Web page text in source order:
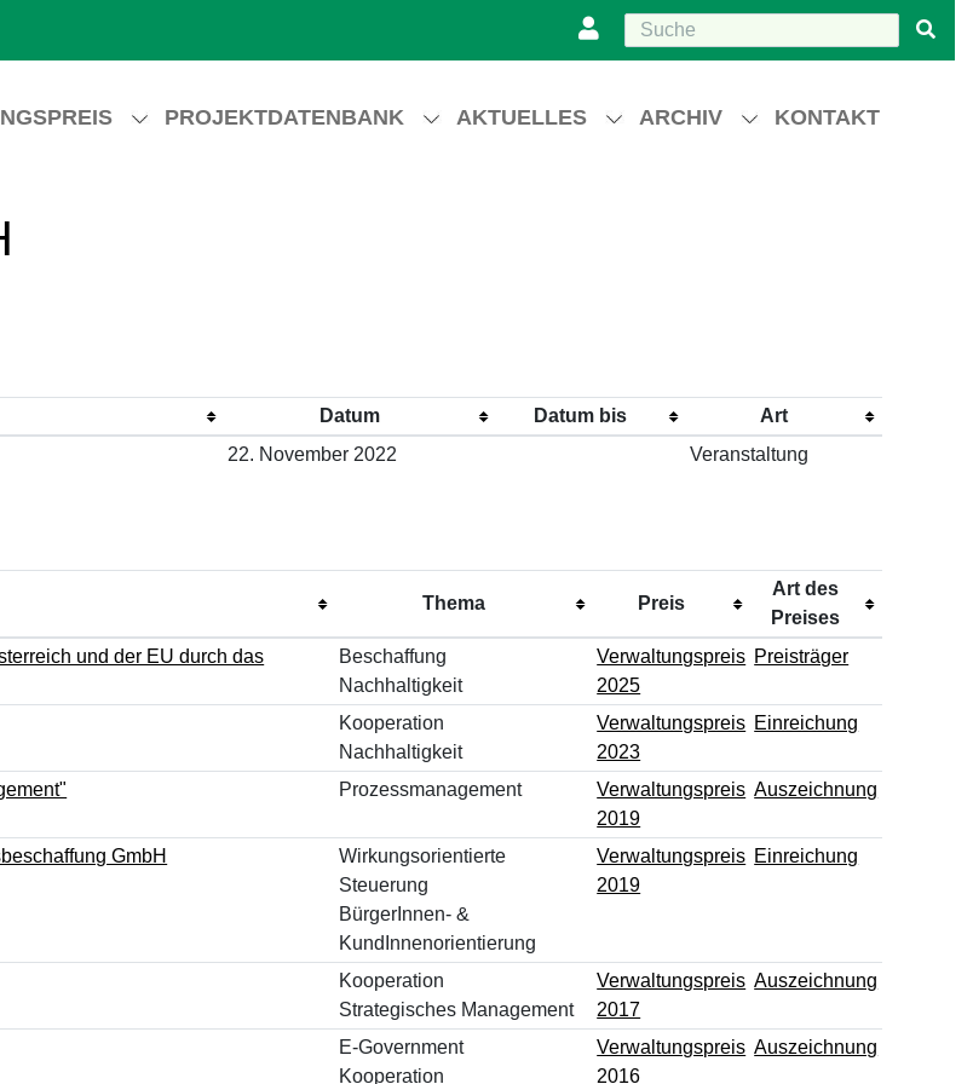
PROJEKTDATENBANK AKTUELLES ARCHIV KONTAKT
Datum Datum bis
Art
22. November 2022 Veranstaltung
Thema Preis
Art des
Preises
und der EU durch das
Beschaffung
Nachhaltigkeit
Verwaltungspreis
2025
Preisträger
Kooperation
Nachhaltigkeit
Verwaltungspreis
2023
Einreichung
Prozessmanagement
Verwaltungspreis
2019
Auszeichnung
GmbH
Wirkungsorientierte
Steuerung
BürgerInnen- &
KundInnenorientierung
Verwaltungspreis
2019
Einreichung
Kooperation
Strategisches Management
Verwaltungspreis
2017
Auszeichnung
E-Government
Kooperation
Verwaltungspreis
2016
Auszeichnung